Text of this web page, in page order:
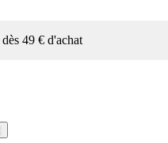
dès 49 € d'achat